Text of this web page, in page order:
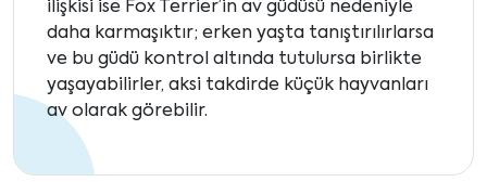
ilişkisi ise Fox Terrier’in av güdüsü nedeniyle
daha karmaşıktır; erken yaşta tanıştırılırlarsa
ve bu güdü kontrol altında tutulursa birlikte
yaşayabilirler, aksi takdirde küçük hayvanları
av olarak görebilir.